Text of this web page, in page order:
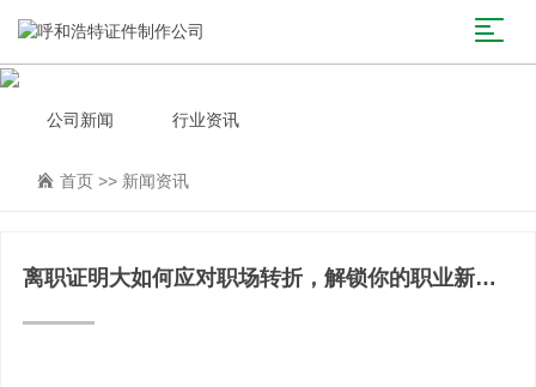
公司新闻 行业资讯
首页 >> 新闻资讯
离职证明大如何应对职场转折，解锁你的职业新篇
章